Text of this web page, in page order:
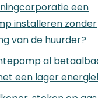
een
installeren zonder
van de huurder?
al
een lager